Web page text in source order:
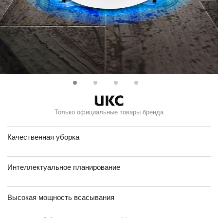
Только официальные товары бренда
Качественная уборка
Интеллектуальное планирование
Высокая мощность всасывания